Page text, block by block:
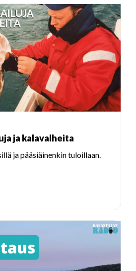
ja kalavalheita
ja pääsiäinenkin tuloillaan.